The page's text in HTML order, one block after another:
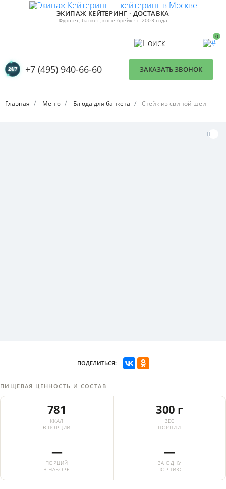
ЭКИПАЖ КЕЙТЕРИНГ · ДОСТАВКА
Фуршет, банкет, кофе-брейк · с 2003 года
0
+7 (495) 940-66-60 ЗАКАЗАТЬ ЗВОНОК
Главная Меню Блюда для банкета Стейк из свиной шеи
ПОДЕЛИТЬСЯ:
ПИЩЕВАЯ ЦЕННОСТЬ И СОСТАВ
781
ККАЛ
В ПОРЦИИ
300 г
ВЕС
ПОРЦИИ
—
ПОРЦИЙ
В НАБОРЕ
—
ЗА ОДНУ
ПОРЦИЮ